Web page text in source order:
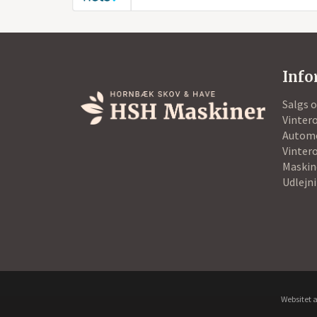
Salgs
Websitet